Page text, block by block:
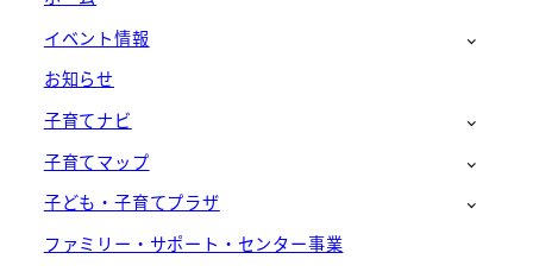
イベント情報
お知らせ
子育てナビ
子育てマップ
子ども・子育てプラザ
ファミリー・サポート・センター事業